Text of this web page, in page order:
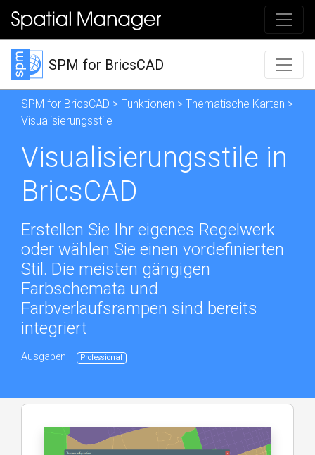
SPM for BricsCAD
SPM for BricsCAD > Funktionen > Thematische Karten >
Visualisierungsstile
Visualisierungsstile in
BricsCAD
Erstellen Sie Ihr eigenes Regelwerk
oder wählen Sie einen vordefinierten
Stil. Die meisten gängigen
Farbschemata und
Farbverlaufsrampen sind bereits
integriert
Ausgaben: Professional